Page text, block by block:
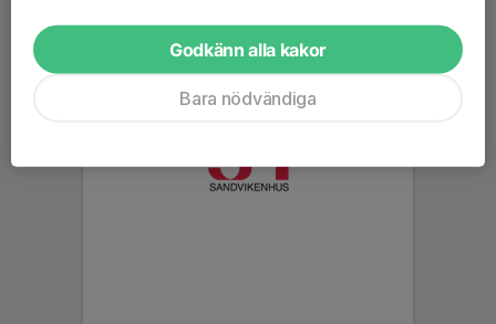
Godkänn alla kakor
Bara nödvändiga